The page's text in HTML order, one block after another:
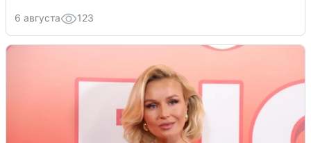
6 августа 123